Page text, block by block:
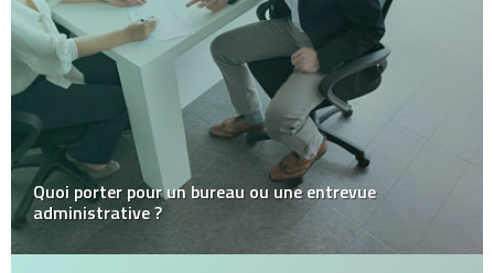
Quoi porter pour un bureau ou une entrevue
administrative ?